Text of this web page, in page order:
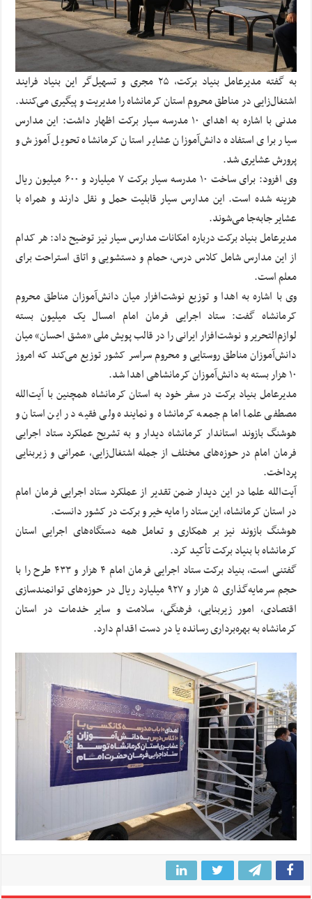
به گفته مدیرعامل بنیاد برکت، ۲۵ مجری و تسهیل‌گر این بنیاد فرایند
اشتغال‌زایی در مناطق محروم استان کرمانشاه را مدیریت و پیگیری می‌کنند.
مدنی با اشاره به اهدای ۱۰ مدرسه سیار برکت اظهار داشت: این مدارس
سیار برای استفاده دانش‌آموزان عشایر استان کرمانشاه تحویل آموزش و
پرورش عشایری شد.
وی افزود: برای ساخت ۱۰ مدرسه سیار برکت ۷ میلیارد و ۶۰۰ میلیون ریال
هزینه شده است. این مدارس سیار قابلیت حمل و نقل دارند و همراه با
عشایر جابه‌جا می‌شوند.
مدیرعامل بنیاد برکت درباره امکانات مدارس سیار نیز توضیح داد: هر کدام
از این مدارس شامل کلاس درس، حمام و دستشویی و اتاق استراحت برای
معلم است.
وی با اشاره به اهدا و توزیع نوشت‌افزار میان دانش‌آموزان مناطق محروم
کرمانشاه گفت: ستاد اجرایی فرمان امام امسال یک میلیون بسته
لوازم‌التحریر و نوشت‌افزار ایرانی را در قالب پویش ملی «مشق احسان» میان
دانش‌آموزان مناطق روستایی و محروم سراسر کشور توزیع می‌کند که امروز
۱۰ هزار بسته به دانش‌آموزان کرمانشاهی اهدا شد.
مدیرعامل بنیاد برکت در سفر خود به استان کرمانشاه همچنین با آیت‌الله
مصطفی علما امام جمعه کرمانشاه و نماینده ولی فقیه در این استان و
هوشنگ بازوند استاندار کرمانشاه دیدار و به تشریح عملکرد ستاد اجرایی
فرمان امام در حوزه‌های مختلف از جمله اشتغال‌زایی، عمرانی و زیربنایی
پرداخت.
آیت‌الله علما در این دیدار ضمن تقدیر از عملکرد ستاد اجرایی فرمان امام
در استان کرمانشاه، این ستاد را مایه خیر و برکت در کشور دانست.
هوشنگ بازوند نیز بر همکاری و تعامل همه دستگاه‌های اجرایی استان
کرمانشاه با بنیاد برکت تأکید کرد.
گفتنی است، بنیاد برکت ستاد اجرایی فرمان امام ۴ هزار و ۴۳۳ طرح را با
حجم سرمایه‌گذاری ۵ هزار و ۹۲۷ میلیارد ریال در حوزه‌های توانمندسازی
اقتصادی، امور زیربنایی، فرهنگی، سلامت و سایر خدمات در استان
کرمانشاه به بهره‌برداری رسانده یا در دست اقدام دارد.